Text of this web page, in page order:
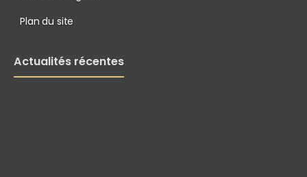
Plan du site
Actualités récentes